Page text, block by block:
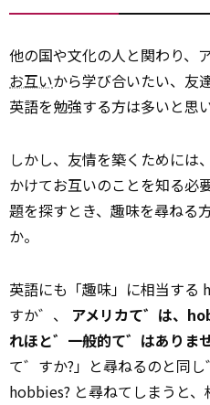
他の国や文化の人と関わり、
お互いから学び合いたい、友
英語を勉強する方は多いと思い
しかし、友情を築くためには、
かけてお互いのことを知る必
題を探すとき、趣味を尋ねる
か。
英語にも「趣味」に相当する
すか゛、 アメリカて゛は、
れほと゛一般的て゛はありませ
て゛すか?」と尋ねるのと同
hobbies? と尋ねてしまうと